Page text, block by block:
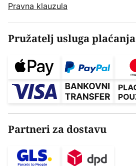
Pravna klauzula
Pružatelj usluga plaćanja
Partneri za dostavu